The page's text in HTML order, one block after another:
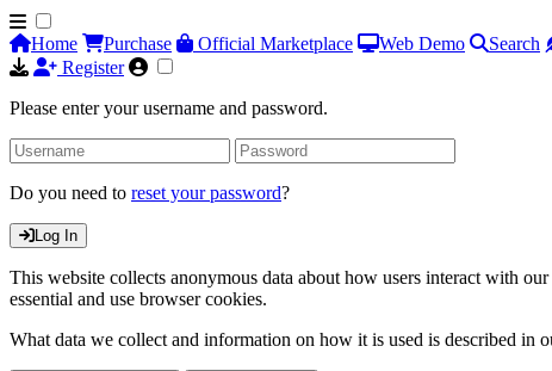
Home Purchase Official Marketplace Web Demo Search
Register
Please enter your username and password.
Do you need to reset your password?
Log In
This website collects anonymous data about how users interact with
essential and use browser cookies.
What data we collect and information on how it is used is described in